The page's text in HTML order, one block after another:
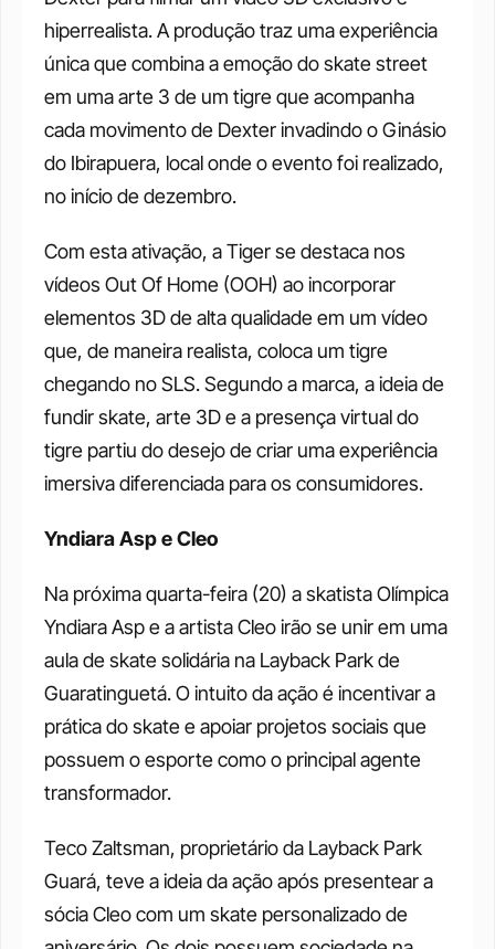
hiperrealista. A produção traz uma experiência
única que combina a emoção do skate street
em uma arte 3 de um tigre que acompanha
cada movimento de Dexter invadindo o Ginásio
do Ibirapuera, local onde o evento foi realizado,
no início de dezembro.
Com esta ativação, a Tiger se destaca nos
vídeos Out Of Home (OOH) ao incorporar
elementos 3D de alta qualidade em um vídeo
que, de maneira realista, coloca um tigre
chegando no SLS. Segundo a marca, a ideia de
fundir skate, arte 3D e a presença virtual do
tigre partiu do desejo de criar uma experiência
imersiva diferenciada para os consumidores.
Yndiara Asp e Cleo
Na próxima quarta-feira (20) a skatista Olímpica
Yndiara Asp e a artista Cleo irão se unir em uma
aula de skate solidária na Layback Park de
Guaratinguetá. O intuito da ação é incentivar a
prática do skate e apoiar projetos sociais que
possuem o esporte como o principal agente
transformador.
Teco Zaltsman, proprietário da Layback Park
Guará, teve a ideia da ação após presentear a
sócia Cleo com um skate personalizado de